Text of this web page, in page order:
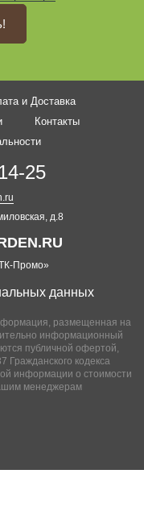
и Доставка
Контакты
25
д.8
размещенная на
информационный
публичной офертой,
кодекса
информации о стоимости
менеджерам
Промо»
данных